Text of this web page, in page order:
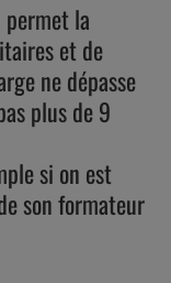
la
et de
ne dépasse
plus de 9
si on est
son formateur